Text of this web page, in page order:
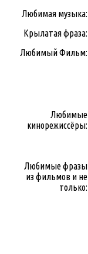
Любимая музыка:
Крылатая фраза:
Любимый Фильм:
Любимые
кинорежиссёры:
Любимые фразы
из фильмов и не
только: